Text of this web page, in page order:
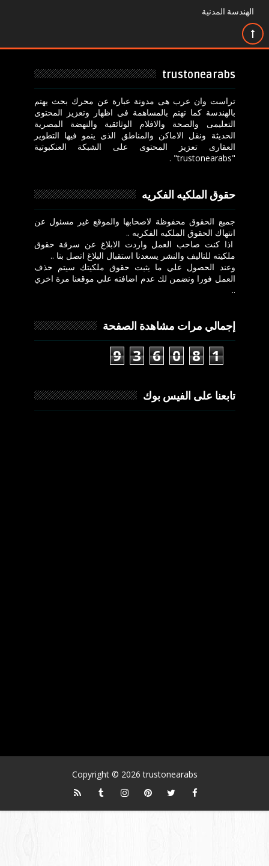
الهندسة المدنية
trustonearabs
تراست وان عرب هى مدونة عبارة عن محرك بحث يهتم
بالهندسة كما تهتم بالمساهمة فى اظهار وتعزيز المحتوى
التعليمى والصحة والافلام الوثائقية والنهضة المصرية
الحديثة ونقل الاماكن والمناطق الذى ينمو فيها التطوير
العقارى تعزيز المحتوى على الشبكة العنكبوتية
"trustonearabs" .
حقوق الملكيه الفكريه
جميع الحقوق محفوظة لاصحابها والموقع غير مسئول عن
انتهاك الحقوق الملكيه الفكريه ..
اذا كنت صاحب العمل واردت الابلاغ عن سرقة حقوق
ملكيته للتاليف والنشر يسعدنا استقبال البلاغ اتصل بنا ..
وعند الحصول علي ما يثبت حقوق ملكيتك سيتم حذف
العمل فورا ونضمن لك عدم اضافته علي موقعنا مرة اخري
..
إجمالي مرات مشاهدة الصفحة
9 3 6 0 8 1
تابعنا على الفيس بوك
Copyright © 2026trustonearabs